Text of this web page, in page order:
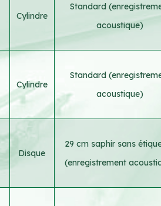
Cylindre
Standard
acoustique)
Cylindre
Standard
acoustique)
Disque
29 cm saphir sans
(enregistrement